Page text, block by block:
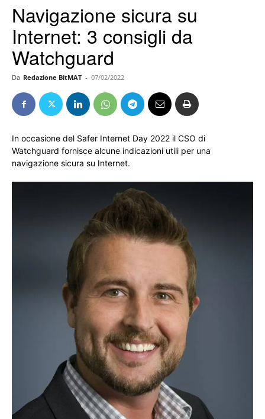
Navigazione sicura su
Internet: 3 consigli da
Watchguard
Da Redazione BitMAT - 07/02/2022
In occasione del Safer Internet Day 2022 il CSO di
Watchguard fornisce alcune indicazioni utili per una
navigazione sicura su Internet.